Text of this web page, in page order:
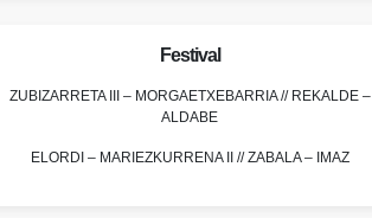
Festival
ZUBIZARRETA III – MORGAETXEBARRIA // REKALDE –
ALDABE
ELORDI – MARIEZKURRENA II // ZABALA – IMAZ